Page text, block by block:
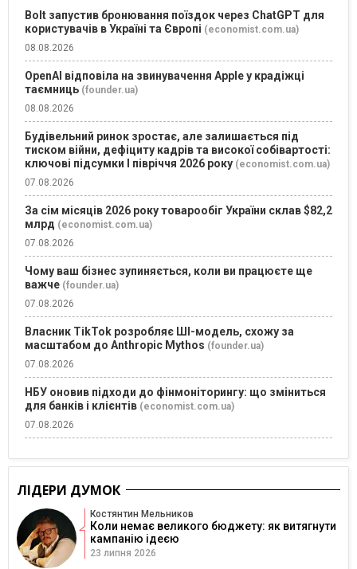
Bolt запустив бронювання поїздок через ChatGPT для
користувачів в Україні та Європі (economist.com.ua)
08.08.2026
OpenAI відповіла на звинувачення Apple у крадіжці
таємниць (founder.ua)
08.08.2026
Будівельний ринок зростає, але залишається під
тиском війни, дефіциту кадрів та високої собівартості:
ключові підсумки І півріччя 2026 року (economist.com.ua)
07.08.2026
За сім місяців 2026 року товарообіг України склав $82,2
млрд (economist.com.ua)
07.08.2026
Чому ваш бізнес зупиняється, коли ви працюєте ще
важче (founder.ua)
07.08.2026
Власник TikTok розробляє ШІ-модель, схожу за
масштабом до Anthropic Mythos (founder.ua)
07.08.2026
НБУ оновив підходи до фінмоніторингу: що зміниться
для банків і клієнтів (economist.com.ua)
07.08.2026
ЛІДЕРИ ДУМОК
Костянтин Мельников
Коли немає великого бюджету: як витягнути
кампанію ідеєю
23 липня 2026